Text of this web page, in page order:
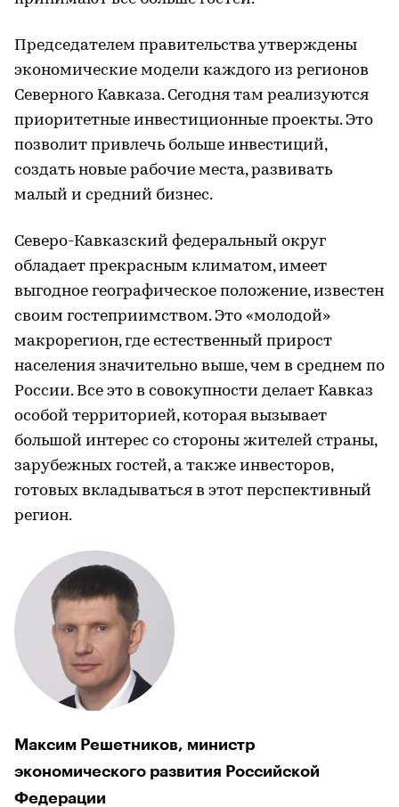
Председателем правительства утверждены
экономические модели каждого из регионов
Северного Кавказа. Сегодня там реализуются
приоритетные инвестиционные проекты. Это
позволит привлечь больше инвестиций,
создать новые рабочие места, развивать
малый и средний бизнес.
Северо-Кавказский федеральный округ
обладает прекрасным климатом, имеет
выгодное географическое положение, известен
своим гостеприимством. Это «молодой»
макрорегион, где естественный прирост
населения значительно выше, чем в среднем по
России. Все это в совокупности делает Кавказ
особой территорией, которая вызывает
большой интерес со стороны жителей страны,
зарубежных гостей, а также инвесторов,
готовых вкладываться в этот перспективный
регион.
Максим Решетников, министр
экономического развития Российской
Федерации